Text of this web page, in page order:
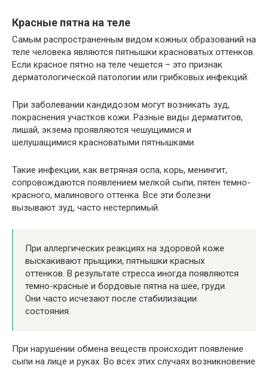
Красные пятна на теле
Самым распространенным видом кожных образований на
теле человека являются пятнышки красноватых оттенков.
Если красное пятно на теле чешется – это признак
дерматологической патологии или грибковых инфекций.
При заболевании кандидозом могут возникать зуд,
покраснения участков кожи. Разные виды дерматитов,
лишай, экзема проявляются чешущимися и
шелушащимися красноватыми пятнышками.
Такие инфекции, как ветряная оспа, корь, менингит,
сопровождаются появлением мелкой сыпи, пятен темно-
красного, малинового оттенка. Все эти болезни
вызывают зуд, часто нестерпимый.
При аллергических реакциях на здоровой коже
выскакивают прыщики, пятнышки красных
оттенков. В результате стресса иногда появляются
темно-красные и бордовые пятна на шее, груди.
Они часто исчезают после стабилизации
состояния.
При нарушении обмена веществ происходит появление
сыпи на лице и руках. Во всех этих случаях возникновение